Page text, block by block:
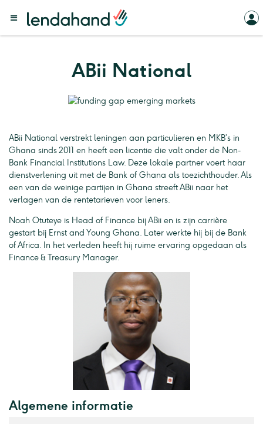
ABii National
ABii National verstrekt leningen aan particulieren en MKB’s in
Ghana sinds 2011 en heeft een licentie die valt onder de Non-
Bank Financial Institutions Law. Deze lokale partner voert haar
dienstverlening uit met de Bank of Ghana als toezichthouder. Als
een van de weinige partijen in Ghana streeft ABii naar het
verlagen van de rentetarieven voor leners.
Noah Otuteye is Head of Finance bij ABii en is zijn carrière
gestart bij Ernst and Young Ghana. Later werkte hij bij de Bank
of Africa. In het verleden heeft hij ruime ervaring opgedaan als
Finance & Treasury Manager.
Algemene informatie